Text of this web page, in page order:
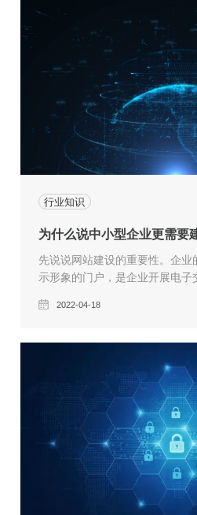
行业知识
为什么说中小型企业更需要
先说说网站建设的重要性。企业
示形象的门户，是企业开展电子
的重要步骤。网络可以带给企业
2022-04-18